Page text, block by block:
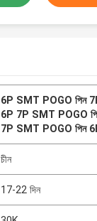
6P SMT POGO পিন
6P 7P SMT POGO
7P SMT POGO পিন
চীন
17-22 দিন